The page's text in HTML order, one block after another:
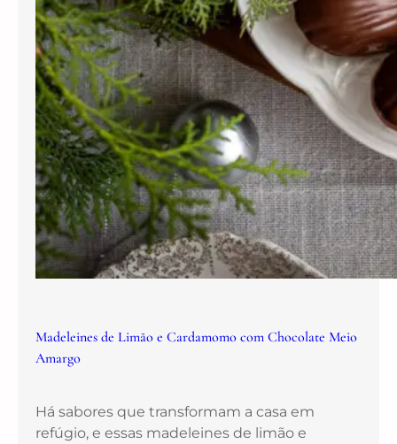
Madeleines de Limão e Cardamomo com Chocolate Meio
Amargo
Há sabores que transformam a casa em
refúgio, e essas madeleines de limão e